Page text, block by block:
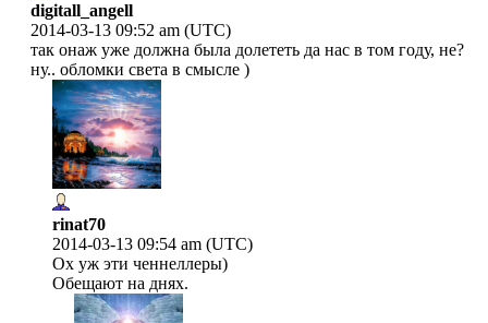
digitall_angell
2014-03-13 09:52 am (UTC)
так онаж уже должна была долететь да нас в том году, не?
ну.. обломки света в смысле )
rinat70
2014-03-13 09:54 am (UTC)
Ох уж эти ченнеллеры)
Обещают на днях.